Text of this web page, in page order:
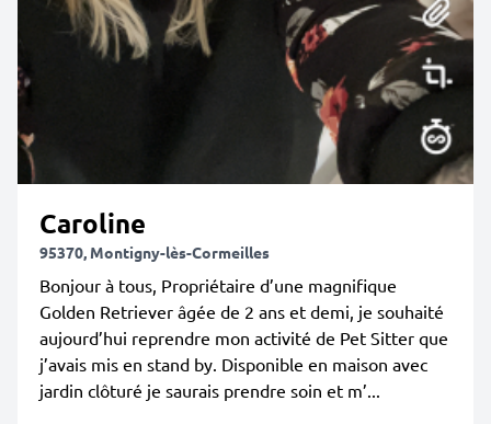
Caroline
95370, Montigny-lès-Cormeilles
Bonjour à tous, Propriétaire d’une magnifique
Golden Retriever âgée de 2 ans et demi, je souhaité
aujourd’hui reprendre mon activité de Pet Sitter que
j’avais mis en stand by. Disponible en maison avec
jardin clôturé je saurais prendre soin et m’...